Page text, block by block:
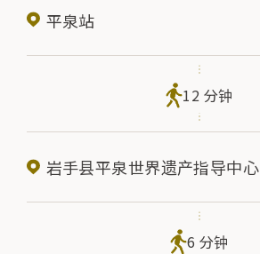
平泉站
12 分钟
岩手县平泉世界遗产指导中心
6 分钟